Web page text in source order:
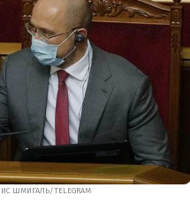
ШМИГАЛЬ/TELEGRAM